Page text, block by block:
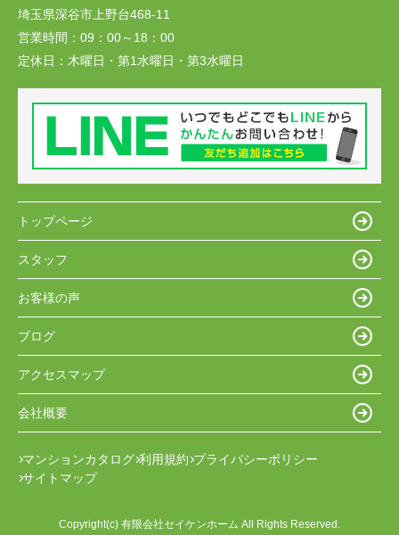
埼玉県深谷市上野台468-11
営業時間： 09：00～18：00
定休日： 木曜日・第1水曜日・第3水曜日
トップページ
スタッフ
お客様の声
ブログ
アクセスマップ
会社概要
マンションカタログ 利用規約 プライバシーポリシー
サイトマップ
Copyright(c) 有限会社セイケンホーム All Rights Reserved.